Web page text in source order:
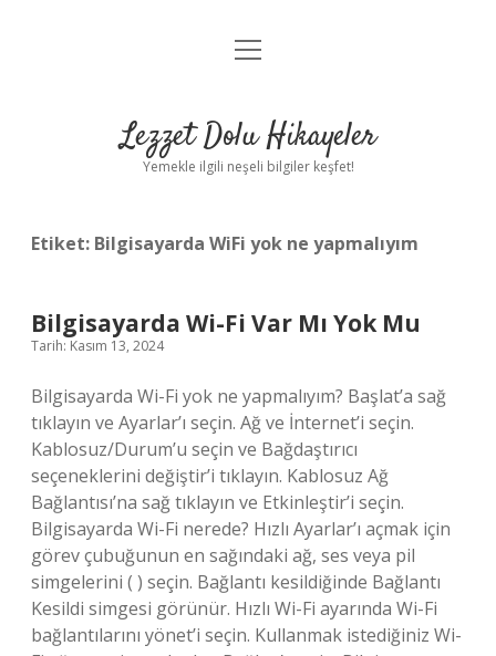
Anasayfa
Yasal Uyarı
menüyü
Lezzet Dolu Hikayeler
Yemekle ilgili neşeli bilgiler keşfet!
Etiket: Bilgisayarda WiFi yok ne yapmalıyım
Bilgisayarda Wi-Fi Var Mı Yok Mu
Tarih: Kasım 13, 2024
Bilgisayarda Wi-Fi yok ne yapmalıyım? Başlat’a sağ
tıklayın ve Ayarlar’ı seçin. Ağ ve İnternet’i seçin.
Kablosuz/Durum’u seçin ve Bağdaştırıcı
seçeneklerini değiştir’i tıklayın. Kablosuz Ağ
Bağlantısı’na sağ tıklayın ve Etkinleştir’i seçin.
Bilgisayarda Wi-Fi nerede? Hızlı Ayarlar’ı açmak için
görev çubuğunun en sağındaki ağ, ses veya pil
simgelerini ( ) seçin. Bağlantı kesildiğinde Bağlantı
Kesildi simgesi görünür. Hızlı Wi-Fi ayarında Wi-Fi
bağlantılarını yönet’i seçin. Kullanmak istediğiniz Wi-